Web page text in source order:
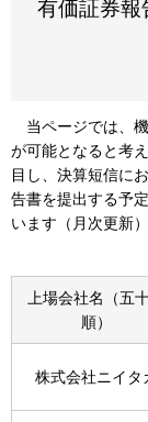
有価証券報
当ページでは、
が可能となると考
目し、決算短信に
告書を提出する予
います（月次更新）
上場会社名（五
順）
株式会社ニイタ